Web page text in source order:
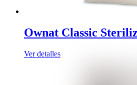
Ownat Classic
Ver detalles